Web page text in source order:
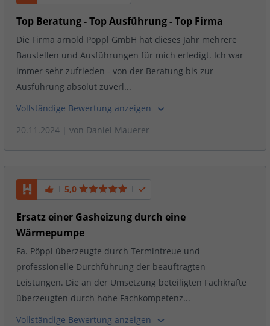
Top Beratung - Top Ausführung - Top Firma
Die Firma arnold Pöppl GmbH hat dieses Jahr mehrere
Baustellen und Ausführungen für mich erledigt. Ich war
immer sehr zufrieden - von der Beratung bis zur
Ausführung absolut zuverl...
Vollständige Bewertung anzeigen
20.11.2024 | von Daniel Mauerer
5,0
Ersatz einer Gasheizung durch eine
Wärmepumpe
Fa. Pöppl überzeugte durch Termintreue und
professionelle Durchführung der beauftragten
Leistungen. Die an der Umsetzung beteiligten Fachkräfte
überzeugten durch hohe Fachkompetenz...
Vollständige Bewertung anzeigen